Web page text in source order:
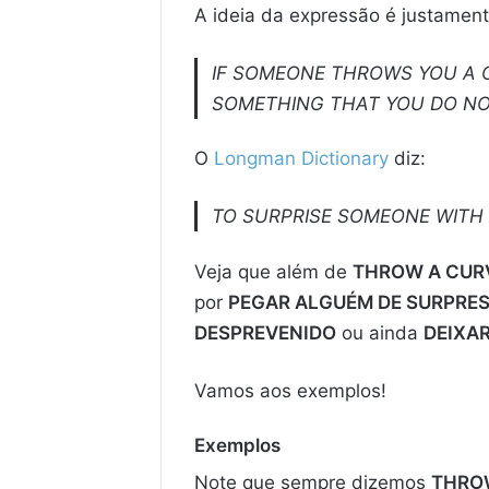
A ideia da expressão é
IF SOMEONE THROWS YOU A
SOMETHING THAT YOU DO
O Longman Dictionary diz:
TO SURPRISE SOMEONE
Veja que além de THROW A
por PEGAR ALGUÉM DE
DESPREVENIDO ou ainda
Vamos aos exemplos!
Exemplos
Note que sempre dizemos